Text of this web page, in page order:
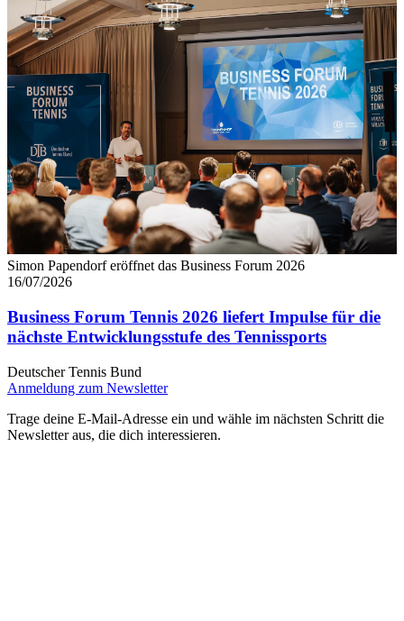
Simon Papendorf eröffnet das Business Forum 2026
16/07/2026
Business Forum Tennis 2026 liefert Impulse für die
nächste Entwicklungsstufe des Tennissports
Deutscher Tennis Bund
Anmeldung zum Newsletter
Trage deine E-Mail-Adresse ein und wähle im nächsten Schritt die
Newsletter aus, die dich interessieren.